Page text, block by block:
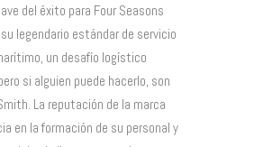
del éxito para Four Seasons
legendario estándar de servicio
un desafío logístico
si alguien puede hacerlo, son
La reputación de la marca
en la formación de su personal y